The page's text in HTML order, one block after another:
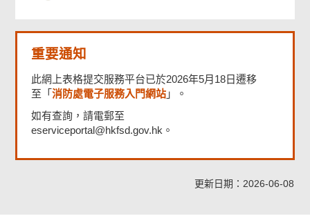
重要通知
此網上表格提交服務平台已於2026年5月18日遷移
至「消防處電子服務入門網站 」。
如有查詢，請電郵至
eserviceportal@hkfsd.gov.hk。
更新日期：2026-06-08